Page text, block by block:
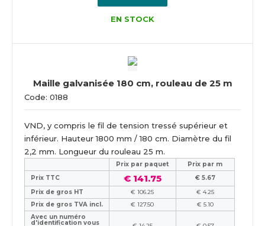
EN STOCK
Maille galvanisée 180 cm, rouleau de 25 m
Code: 0188
VND, y compris le fil de tension tressé supérieur et
inférieur. Hauteur 1800 mm / 180 cm. Diamètre du fil
2,2 mm. Longueur du rouleau 25 m.
Prix ​​par paquet
Prix par m
Prix TTC
€ 141.75
€ 5.67
Prix de gros HT
€ 106.25
€ 4.25
Prix de gros TVA incl.
€ 127.50
€ 5.10
Avec un numéro
d'identification vous